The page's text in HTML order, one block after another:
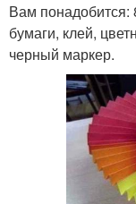
Вам понадобится:
бумаги, клей,
черный маркер.